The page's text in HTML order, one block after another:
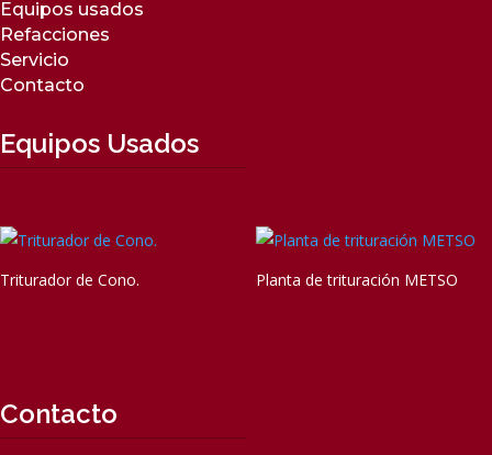
Equipos usados
Refacciones
Servicio
Contacto
Equipos Usados
Triturador de Cono. Planta de trituración METSO
Contacto